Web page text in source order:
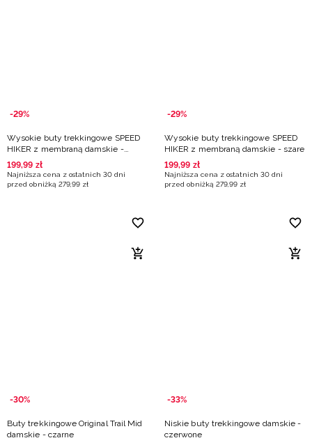
-29%
Wysokie buty trekkingowe SPEED
HIKER z membraną damskie -
fioletowe
199,99 zł
Najniższa cena z ostatnich 30 dni
przed obniżką 279,99 zł
-29%
Wysokie buty trekkingowe SPEED
HIKER z membraną damskie - szare
199,99 zł
Najniższa cena z ostatnich 30 dni
przed obniżką 279,99 zł
-30%
Buty trekkingowe Original Trail Mid
damskie - czarne
-33%
Niskie buty trekkingowe damskie -
czerwone